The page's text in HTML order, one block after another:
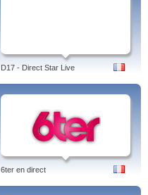
D17 - Direct Star Live
6ter en direct